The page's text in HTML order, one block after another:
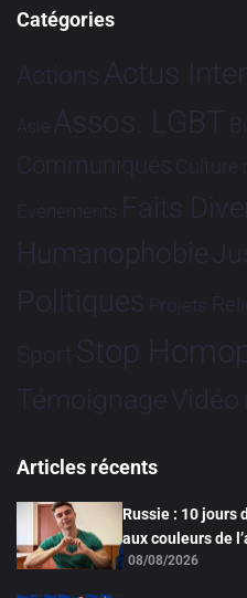
Catégories
Actions Actus
Asie Assos. LGBT
Communiqués Culture
Evénements Faits
Humanophobie
Politiques Projets
Sport Stop
TémoignageVidéo
Articles récents
Russie : 10 jours
aux couleurs de
08/08/2026